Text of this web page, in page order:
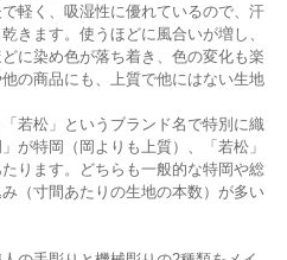
軽く、吸湿性に優れているので、汗
きます。使うほどに風合いが増し、
に染め色が落ち着き、色の変化も楽
の商品にも、上質で他にはない生地
若松」というブランド名で特別に織
が特岡（岡よりも上質）、「若松」
ります。どちらも一般的な特岡や総
（寸間あたりの生地の本数）が多い